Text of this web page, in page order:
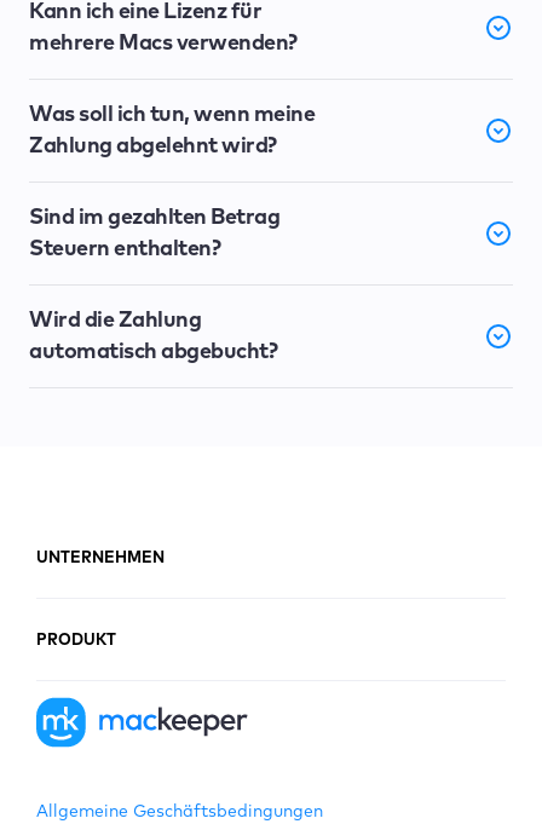
Kann ich eine Lizenz für
mehrere Macs verwenden?
Was soll ich tun, wenn meine
Zahlung abgelehnt wird?
Sind im gezahlten Betrag
Steuern enthalten?
Wird die Zahlung
automatisch abgebucht?
UNTERNEHMEN
PRODUKT
Allgemeine Geschäftsbedingungen